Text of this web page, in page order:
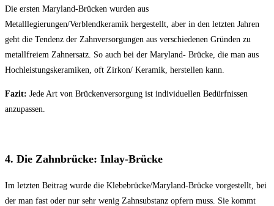
Die ersten Maryland-Brücken wurden aus
Metalllegierungen/Verblendkeramik hergestellt, aber in den letzten Jahren
geht die Tendenz der Zahnversorgungen aus verschiedenen Gründen zu
metallfreiem Zahnersatz. So auch bei der Maryland- Brücke, die man aus
Hochleistungskeramiken, oft Zirkon/ Keramik, herstellen kann.
Fazit: Jede Art von Brückenversorgung ist individuellen Bedürfnissen
anzupassen.
4. Die Zahnbrücke: Inlay-Brücke
Im letzten Beitrag wurde die Klebebrücke/Maryland-Brücke vorgestellt, bei
der man fast oder nur sehr wenig Zahnsubstanz opfern muss. Sie kommt